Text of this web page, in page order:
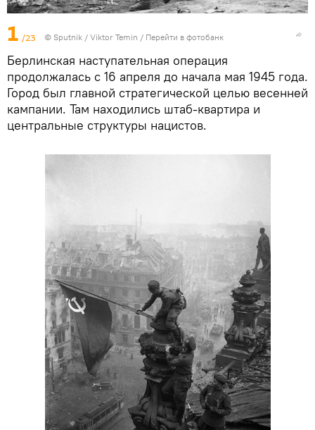
1 /23 © Sputnik / Viktor Temin / Перейти в фотобанк
Берлинская наступательная операция
продолжалась с 16 апреля до начала мая 1945 года.
Город был главной стратегической целью весенней
кампании. Там находились штаб-квартира и
центральные структуры нацистов.